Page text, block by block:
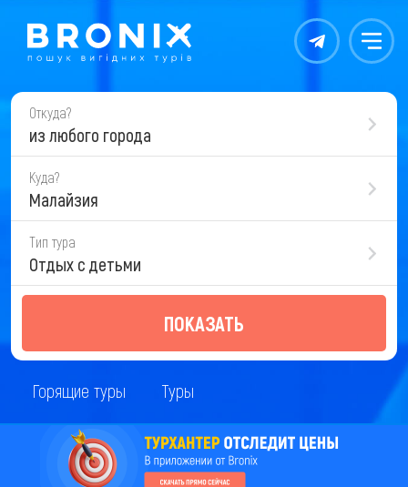
Контакты Меню
Откуда?
из любого города
Куда?
Малайзия
Тип тура
Отдых с детьми
ПОКАЗАТЬ
Горящие туры Туры